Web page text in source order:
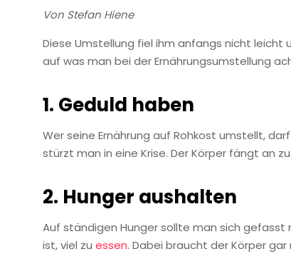
Von Stefan Hiene
Diese Umstellung fiel ihm anfangs nicht leicht
auf was man bei der Ernährungsumstellung
1. Geduld haben
Wer seine Ernährung auf Rohkost umstellt,
stürzt man in eine Krise. Der Körper fängt an
2. Hunger aushalten
Auf ständigen Hunger sollte man sich gefasst
ist, viel zu essen. Dabei braucht der Körper